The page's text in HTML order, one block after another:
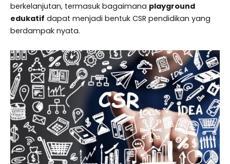
berkelanjutan, termasuk bagaimana playground
edukatif dapat menjadi bentuk CSR pendidikan yang
berdampak nyata.